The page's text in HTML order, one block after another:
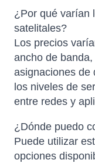
¿Por qué varían
satelitales?
Los precios
ancho de
asignaciones de
los niveles de
entre redes y
¿Dónde puedo
Puede utilizar
opciones